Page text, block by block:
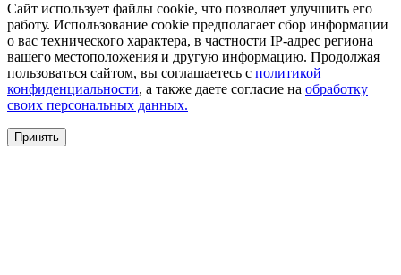
Сайт использует файлы cookie, что позволяет улучшить его
работу. Использование cookie предполагает сбор информации
о вас технического характера, в частности IP-адрес региона
вашего местоположения и другую информацию. Продолжая
пользоваться сайтом, вы соглашаетесь с политикой
конфиденциальности, а также даете согласие на обработку
своих персональных данных.
Принять